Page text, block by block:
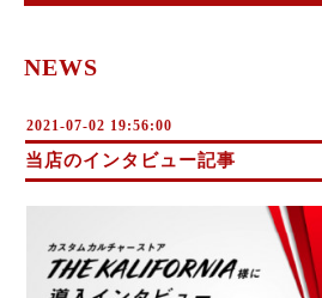
NEWS
2021-07-02 19:56:00
当店のインタビュー記事